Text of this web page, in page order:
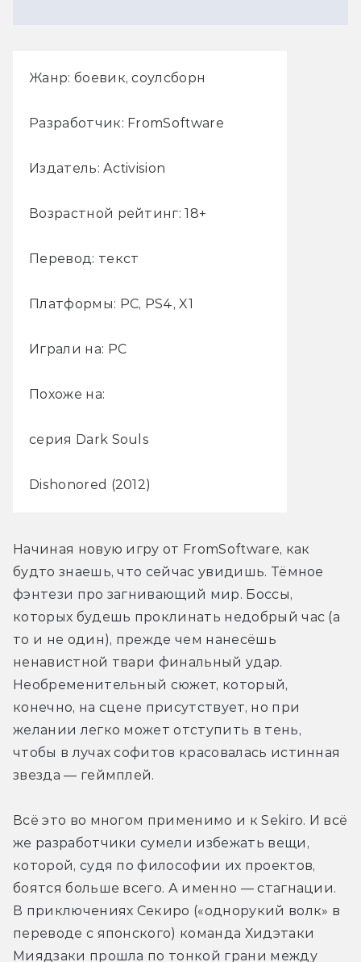
Жанр: боевик, соулсборн
Разработчик: FromSoftware
Издатель: Activision
Возрастной рейтинг: 18+
Перевод: текст
Платформы: PC, PS4, X1
Играли на: PC
Похоже на:
серия Dark Souls
Dishonored (2012)
Начиная новую игру от FromSoftware, как
будто знаешь, что сейчас увидишь. Тёмное
фэнтези про загнивающий мир. Боссы,
которых будешь проклинать недобрый час (а
то и не один), прежде чем нанесёшь
ненавистной твари финальный удар.
Необременительный сюжет, который,
конечно, на сцене присутствует, но при
желании легко может отступить в тень,
чтобы в лучах софитов красовалась истинная
звезда — геймплей.
Всё это во многом применимо и к Sekiro. И всё
же разработчики сумели избежать вещи,
которой, судя по философии их проектов,
боятся больше всего. А именно — стагнации.
В приключениях Секиро («однорукий волк» в
переводе с японского) команда Хидэтаки
Миядзаки прошла по тонкой грани между